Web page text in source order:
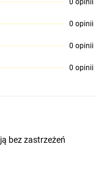
0 opinii
0 opinii
0 opinii
0 opinii
bez zastrzeżeń